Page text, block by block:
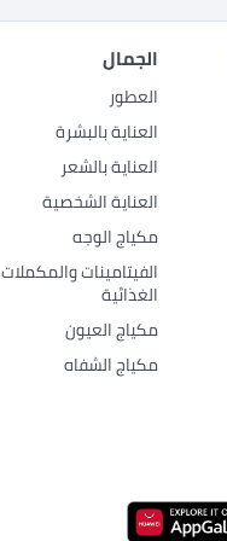
الجمال
العطور
العناية بالبشرة
العناية بالشعر
العناية الشخصية
مكياج الوجه
الفيتامينات والمكملات
الغذائية
مكياج العيون
مكياج الشفاه